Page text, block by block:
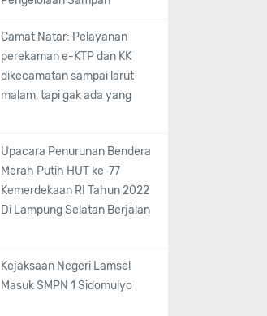
Camat Natar: Pelayanan
perekaman e-KTP dan KK
dikecamatan sampai larut
malam, tapi gak ada yang
Upacara Penurunan Bendera
Merah Putih HUT ke-77
Kemerdekaan RI Tahun 2022
Di Lampung Selatan Berjalan
Kejaksaan Negeri Lamsel
Masuk SMPN 1 Sidomulyo